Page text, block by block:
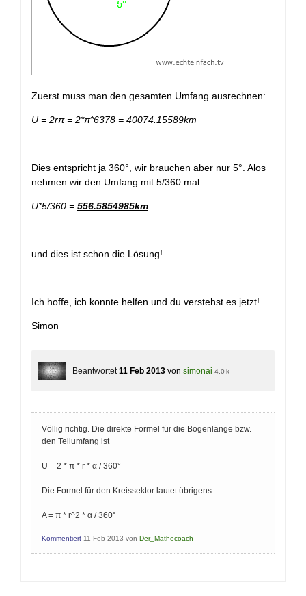
Zuerst muss man den gesamten Umfang ausrechnen:
U = 2rπ = 2*π*6378 = 40074.15589km
Dies entspricht ja 360°, wir brauchen aber nur 5°. Alos
nehmen wir den Umfang mit 5/360 mal:
U*5/360 = 556.5854985km
und dies ist schon die Lösung!
Ich hoffe, ich konnte helfen und du verstehst es jetzt!
Simon
Beantwortet 11 Feb 2013 von simonai 4,0 k
Völlig richtig. Die direkte Formel für die Bogenlänge bzw.
den Teilumfang ist
U = 2 * π * r * α / 360°
Die Formel für den Kreissektor lautet übrigens
A = π * r^2 * α / 360°
Kommentiert 11 Feb 2013 von Der_Mathecoach